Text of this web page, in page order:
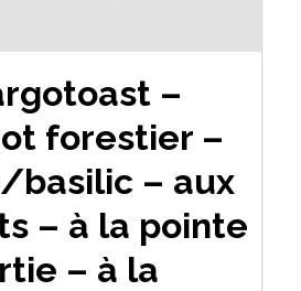
–
forestier –
basilic – aux
– à la pointe
– à la